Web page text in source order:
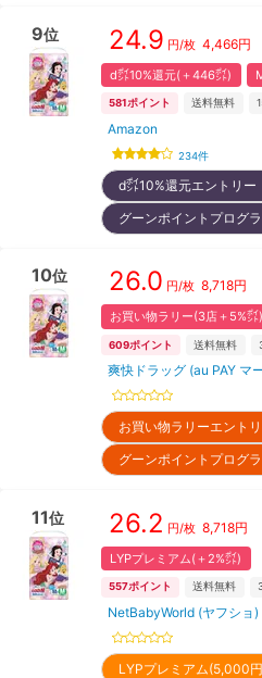
9位 24.9 円/枚 4,466円
d㌽10%還元(＋446㌽)
581ポイント 送料無料
Amazon
234件
d㌽10%還元エントリ
グーンポイントプログ
10位 26.0 円/枚 8,718円
お買い物ラリー(3店＋5%㌽)
609ポイント 送料無料
爽快ドラッグ (au PAY マ
お買い物ラリーエント
グーンポイントプログ
11位 26.2 円/枚 8,718円
LYPプレミアム(＋2%㌽)
557ポイント 送料無料
NetBabyWorld (ヤフショ)
LYPプレミアム(5,000